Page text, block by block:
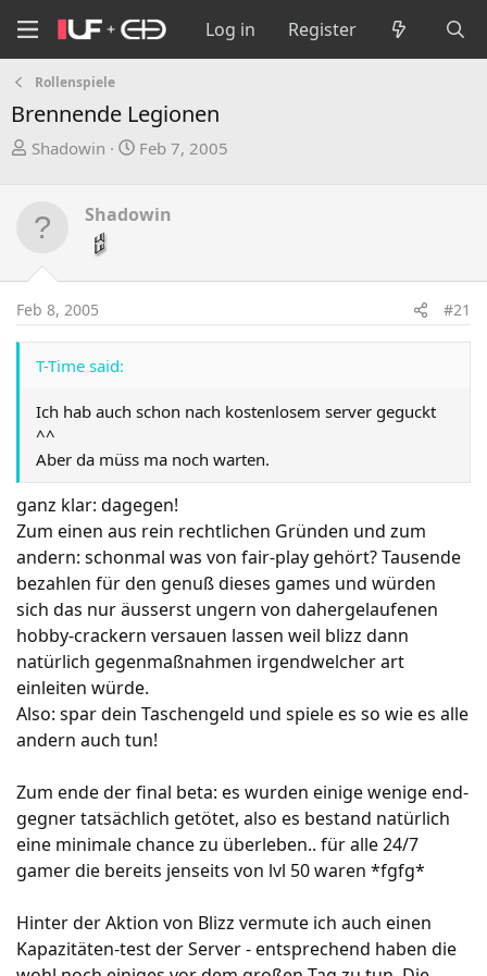
Log in Register
Rollenspiele
Brennende Legionen
T
e
d
t
a
r
e
r
Shadowin
S
r
e
Feb 7, 2005
Shadowin
Feb 8, 2005 #21
T-Time said:
Ich hab auch schon nach kostenlosem server geguckt
^^
Aber da müss ma noch warten.
ganz klar: dagegen!
Zum einen aus rein rechtlichen Gründen und zum
andern: schonmal was von fair-play gehört? Tausende
bezahlen für den genuß dieses games und würden
sich das nur äusserst ungern von dahergelaufenen
hobby-crackern versauen lassen weil blizz dann
natürlich gegenmaßnahmen irgendwelcher art
einleiten würde.
Also: spar dein Taschengeld und spiele es so wie es alle
andern auch tun!
Zum ende der final beta: es wurden einige wenige end-
gegner tatsächlich getötet, also es bestand natürlich
eine minimale chance zu überleben.. für alle 24/7
gamer die bereits jenseits von lvl 50 waren *fgfg*
Hinter der Aktion von Blizz vermute ich auch einen
Kapazitäten-test der Server - entsprechend haben die